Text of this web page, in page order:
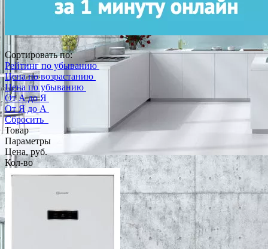
Сортировать по:
Рейтинг по убыванию
Цена по возрастанию
Цена по убыванию
От А до Я
От Я до А
Сбросить
Товар
Параметры
Цена, руб.
Кол-во